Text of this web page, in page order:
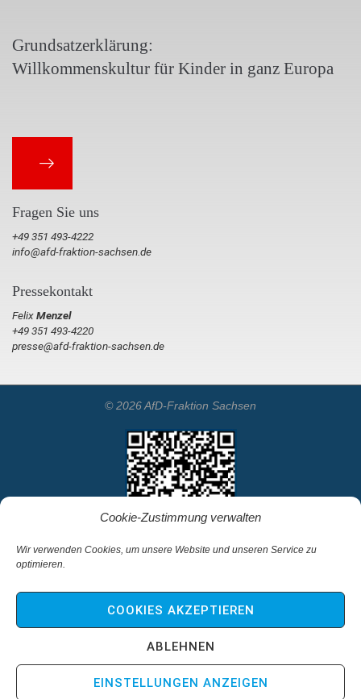
Cookie-Zustimmung verwalten
Wir verwenden Cookies, um unsere Website und unseren Service zu
optimieren.
COOKIES AKZEPTIEREN
ABLEHNEN
EINSTELLUNGEN ANZEIGEN
Grundsatzerklärung:
Willkommenskultur für Kinder in ganz Europa
Fragen Sie uns
+49 351 493-4222
info@afd-fraktion-sachsen.de
Pressekontakt
FelixMenzel
+49 351 493-4220
presse@afd-fraktion-sachsen.de
© 2026 AfD-Fraktion Sachsen
Startseite
Kontakt
Impressum & Haftungsausschluss
Datenschutz